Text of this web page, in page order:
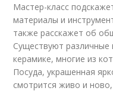
Мастер-класс
материалы и
также расскажет об
Существуют различные
керамике, многие из
Посуда, украшенная
смотрится живо и